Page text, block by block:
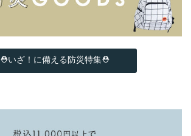
⛑いざ！に備える防災特集⛑